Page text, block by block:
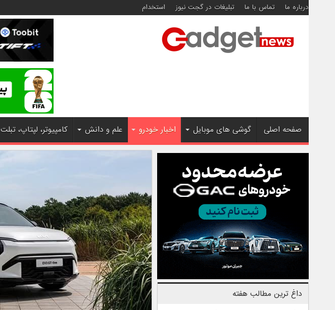
درباره ما تماس با ما تبلیغات در گجت نیوز استخدام
صفحه اصلی گوشی های موبایل اخبار خودرو علم و دانش کامپیوتر، لپتاپ، تبلت
داغ ترین مطالب هفته